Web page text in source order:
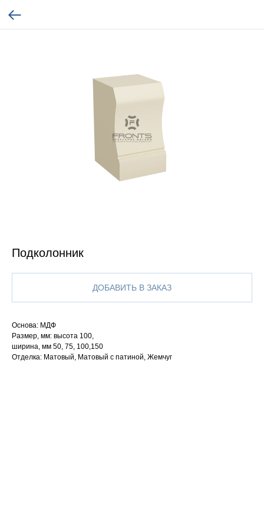
Подколонник
ДОБАВИТЬ В ЗАКАЗ
Основа: МДФ
Размер, мм: высота 100,
ширина, мм 50, 75, 100,150
Отделка: Матовый, Матовый с патиной, Жемчуг